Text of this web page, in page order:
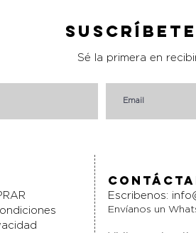
Sé la primera en
Escribenos:
Envíanos un